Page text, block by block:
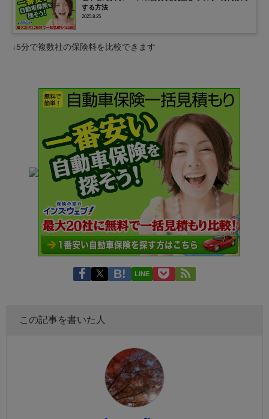
する方法
2025.8.25
↓5分で複数社の保険料を比較できます
LINE
この記事を書いた人